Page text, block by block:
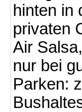
hinten in
privaten
Air
nur bei
Parken: